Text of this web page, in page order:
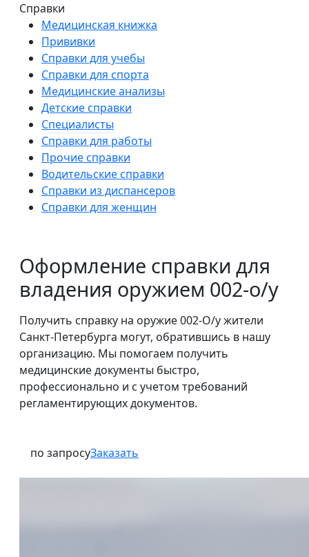
Справки
Медицинская книжка
Прививки
Справки для учебы
Справки для спорта
Медицинские анализы
Детские справки
Специалисты
Справки для работы
Прочие справки
Водительские справки
Справки из диспансеров
Справки для женщин
Оформление справки для
владения оружием 002-о/у
Получить справку на оружие 002-О/у жители
Санкт-Петербурга могут, обратившись в нашу
организацию. Мы помогаем получить
медицинские документы быстро,
профессионально и с учетом требований
регламентирующих документов.
по запросуЗаказать